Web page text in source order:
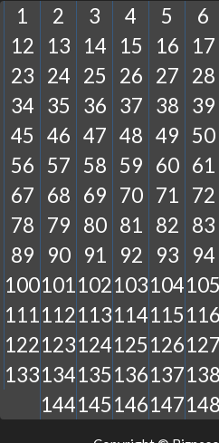
1 2 3 4 5 6
12
13 14 15 16 17
23 24 25 26 27 28
34 35 36 37 38 39
45 46 47 48 49 50
56 57 58 59 60 61
67 68 69 70 71 72
78 79 80 81 82 83
89
90 91 92 93 94
100101102103104105
111112113114115116
122123124125126127
133134135136137138
144145146147148